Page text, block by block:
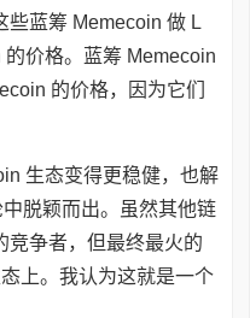
些蓝筹 Memecoin 做 L
价格。蓝筹 Memecoin
的价格，因为它们
生态变得更稳健，也解
脱颖而出。虽然其他链
竞争者，但最终最火的
上。我认为这就是一个